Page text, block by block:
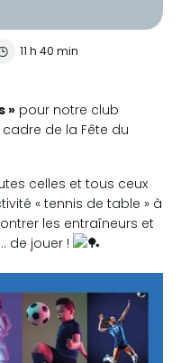
11 h 40 min
» pour notre club
de la Fête du
celles et tous ceux
« tennis de table » à
les entraîneurs et
de jouer !